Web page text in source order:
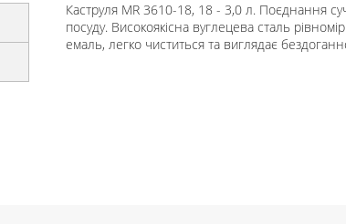
Каструля MR 3610-18, 18 - 3,0 л. Поєднання
посуду. Високоякісна вуглецева сталь
емаль, легко чиститься та виглядає